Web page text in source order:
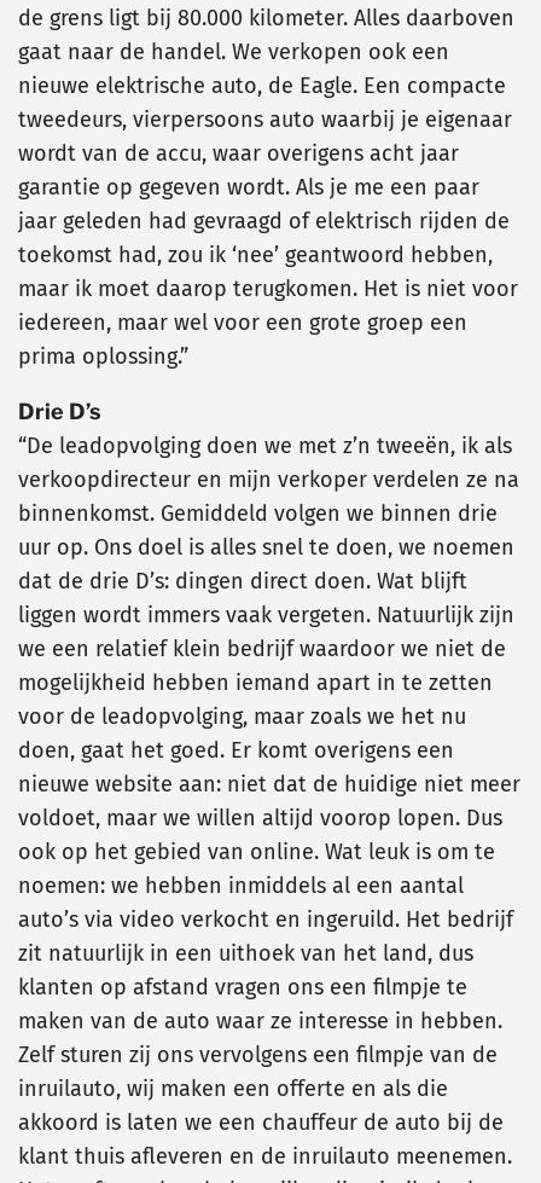
de grens ligt bij 80.000 kilometer. Alles daarboven
gaat naar de handel. We verkopen ook een
nieuwe elektrische auto, de Eagle. Een compacte
tweedeurs, vierpersoons auto waarbij je eigenaar
wordt van de accu, waar overigens acht jaar
garantie op gegeven wordt. Als je me een paar
jaar geleden had gevraagd of elektrisch rijden de
toekomst had, zou ik ‘nee’ geantwoord hebben,
maar ik moet daarop terugkomen. Het is niet voor
iedereen, maar wel voor een grote groep een
prima oplossing.”
Drie D’s
“De leadopvolging doen we met z’n tweeën, ik als
verkoopdirecteur en mijn verkoper verdelen ze na
binnenkomst. Gemiddeld volgen we binnen drie
uur op. Ons doel is alles snel te doen, we noemen
dat de drie D’s: dingen direct doen. Wat blijft
liggen wordt immers vaak vergeten. Natuurlijk zijn
we een relatief klein bedrijf waardoor we niet de
mogelijkheid hebben iemand apart in te zetten
voor de leadopvolging, maar zoals we het nu
doen, gaat het goed. Er komt overigens een
nieuwe website aan: niet dat de huidige niet meer
voldoet, maar we willen altijd voorop lopen. Dus
ook op het gebied van online. Wat leuk is om te
noemen: we hebben inmiddels al een aantal
auto’s via video verkocht en ingeruild. Het bedrijf
zit natuurlijk in een uithoek van het land, dus
klanten op afstand vragen ons een filmpje te
maken van de auto waar ze interesse in hebben.
Zelf sturen zij ons vervolgens een filmpje van de
inruilauto, wij maken een offerte en als die
akkoord is laten we een chauffeur de auto bij de
klant thuis afleveren en de inruilauto meenemen.